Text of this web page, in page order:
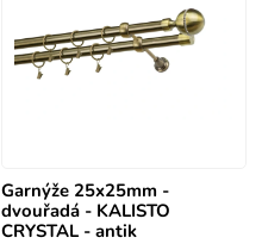
Garnýže 25x25mm -
dvouřadá - KALISTO
CRYSTAL - antik